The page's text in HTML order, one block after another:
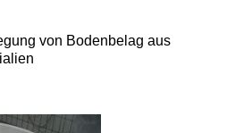
von Bodenbelag aus